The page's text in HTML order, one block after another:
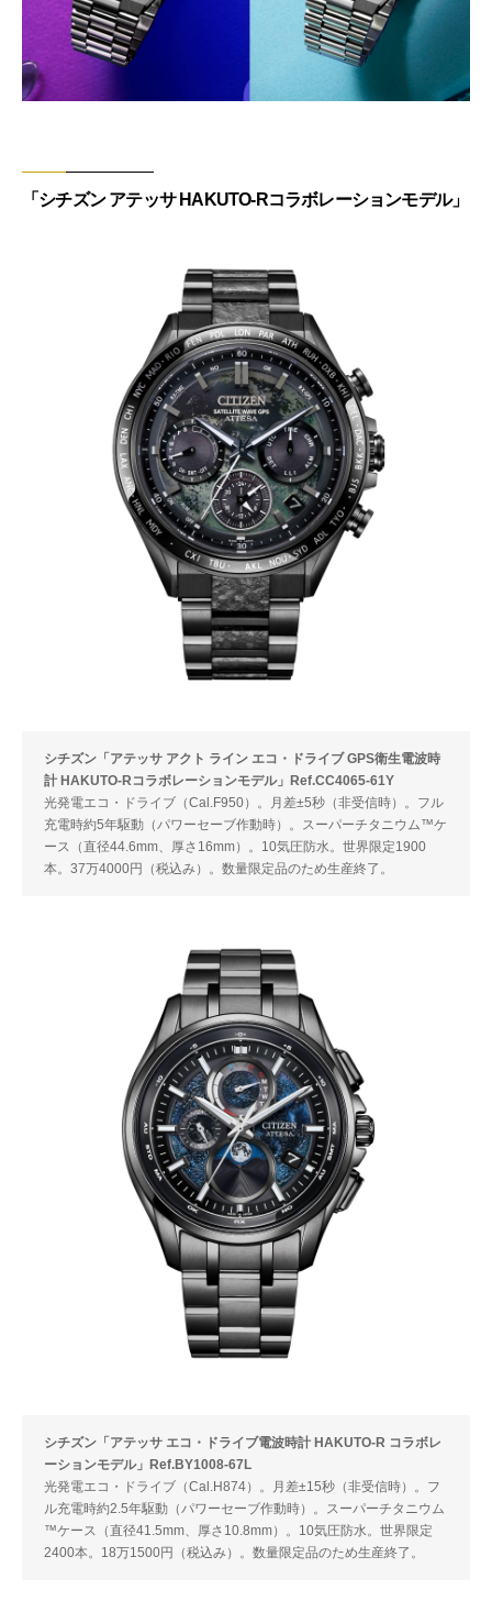
「シチズン アテッサ HAKUTO-Rコラボレーションモデル」
シチズン「アテッサ アクト ライン エコ・ドライブ GPS衛生電波時
計 HAKUTO-Rコラボレーションモデル」Ref.CC4065-61Y
光発電エコ・ドライブ（Cal.F950）。月差±5秒（非受信時）。フル
充電時約5年駆動（パワーセーブ作動時）。スーパーチタニウム™️ケ
ース（直径44.6mm、厚さ16mm）。10気圧防水。世界限定1900
本。37万4000円（税込み）。数量限定品のため生産終了。
シチズン「アテッサ エコ・ドライブ電波時計 HAKUTO-R コラボレ
ーションモデル」Ref.BY1008-67L
光発電エコ・ドライブ（Cal.H874）。月差±15秒（非受信時）。フ
ル充電時約2.5年駆動（パワーセーブ作動時）。スーパーチタニウム
™ケース（直径41.5mm、厚さ10.8mm）。10気圧防水。世界限定
2400本。18万1500円（税込み）。数量限定品のため生産終了。